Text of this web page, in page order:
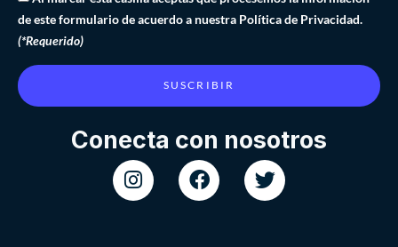
de este formulario de acuerdo a nuestra Política de Privacidad.
(*Requerido)
SUSCRIBIR
Conecta con nosotros